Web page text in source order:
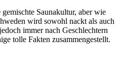
Saunakultur, aber wie
wird sowohl nackt als auch
immer nach Geschlechtern
tolle Fakten zusammengestellt.